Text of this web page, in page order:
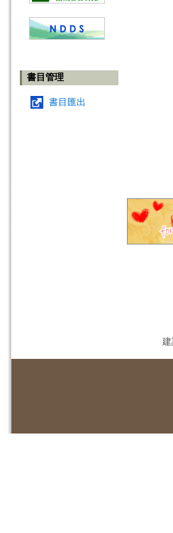
書目管理
書目匯出